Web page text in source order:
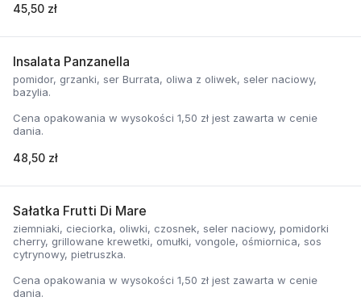
dania.
45,50 zł
Insalata Panzanella
pomidor, grzanki, ser Burrata, oliwa z oliwek, seler naciowy,
bazylia.
Cena opakowania w wysokości 1,50 zł jest zawarta w cenie
dania.
48,50 zł
Sałatka Frutti Di Mare
ziemniaki, cieciorka, oliwki, czosnek, seler naciowy, pomidorki
cherry, grillowane krewetki, omułki, vongole, ośmiornica, sos
cytrynowy, pietruszka.
Cena opakowania w wysokości 1,50 zł jest zawarta w cenie
dania.